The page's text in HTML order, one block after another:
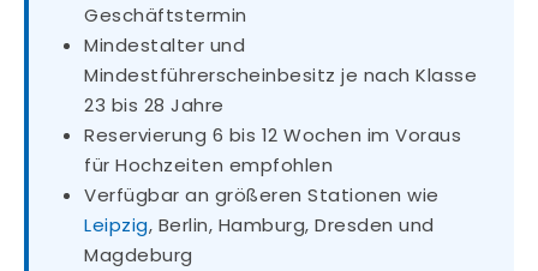
Geschäftstermin
Mindestalter und
Mindestführerscheinbesitz je nach Klasse
23 bis 28 Jahre
Reservierung 6 bis 12 Wochen im Voraus
für Hochzeiten empfohlen
Verfügbar an größeren Stationen wie
Leipzig, Berlin, Hamburg, Dresden und
Magdeburg